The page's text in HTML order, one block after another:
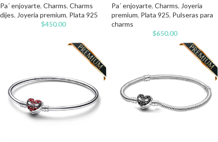
Pa´ enjoyarte, Charms, Charms
dijes, Joyería premium, Plata 925
$450.00
Pa´ enjoyarte, Charms, Joyería
premium, Plata 925, Pulseras para
charms
$650.00